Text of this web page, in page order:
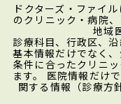
ドクターズ・ファイ
のクリニック・病院
地域
診療科目、行政区、
基本情報だけでなく
条件に合ったクリニ
ます。 医院情報だけ
関する情報（診療方